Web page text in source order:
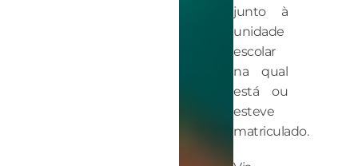
junto à
unidade
escolar
na qual
está ou
esteve
matriculado.